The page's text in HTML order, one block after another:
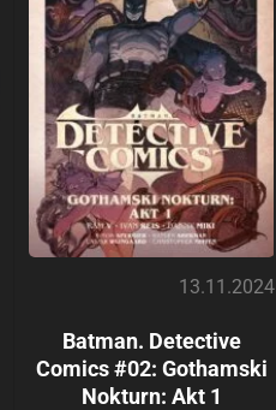
13.11.2024
Batman. Detective
Comics #02: Gothamski
Nokturn: Akt 1